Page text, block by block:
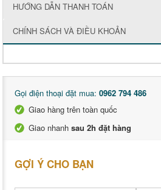
HƯỚNG DẪN THANH TOÁN
CHÍNH SÁCH VÀ ĐIỀU KHOẢN
Gọi điện thoại đặt mua: 0962 794 486
Giao hàng trên toàn quốc
Giao nhanh sau 2h đặt hàng
GỢI Ý CHO BẠN